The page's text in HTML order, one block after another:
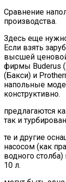
Сравнение
производства.
Здесь еще
Если взять
высшей
фирмы Buderus
(Бакси) и
напольные
конструктивно.
предлагаются
так и
те и другие
насосом (как
водного
10 л.